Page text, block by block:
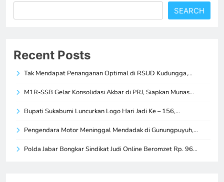
SEARCH
Recent Posts
Tak Mendapat Penanganan Optimal di RSUD Kudungga,…
M1R-SSB Gelar Konsolidasi Akbar di PRJ, Siapkan Munas…
Bupati Sukabumi Luncurkan Logo Hari Jadi Ke – 156,…
Pengendara Motor Meninggal Mendadak di Gunungpuyuh,…
Polda Jabar Bongkar Sindikat Judi Online Beromzet Rp. 96…